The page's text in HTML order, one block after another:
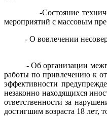
-Состояние
мероприятий с массовым
- О вовлечении
- Об организации
работы по
эффективности
незаконно
ответственности за
достигшим